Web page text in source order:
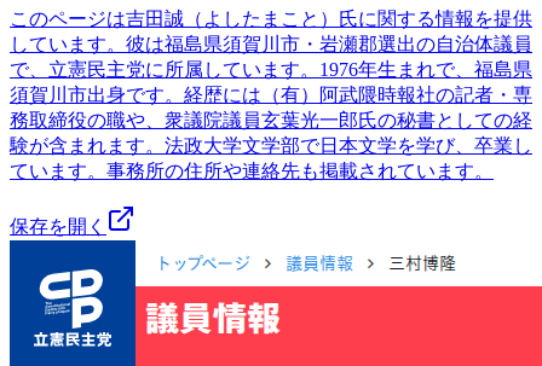
このページは吉田誠（よしたまこと）氏に関する情報を提供
しています。彼は福島県須賀川市・岩瀬郡選出の自治体議員
で、立憲民主党に所属しています。1976年生まれで、福島県
須賀川市出身です。経歴には（有）阿武隈時報社の記者・専
務取締役の職や、衆議院議員玄葉光一郎氏の秘書としての経
験が含まれます。法政大学文学部で日本文学を学び、卒業し
ています。事務所の住所や連絡先も掲載されています。
保存を開く